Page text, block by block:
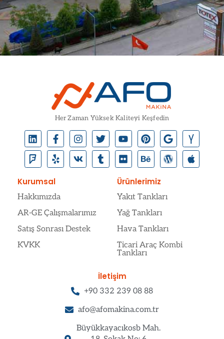
Her Zaman Yüksek Kaliteyi Keşfedin
Kurumsal
Hakkımızda
AR-GE Çalışmalarımız
Satış Sonrası Destek
KVKK
Ürünlerimiz
Yakıt Tankları
Yağ Tankları
Hava Tankları
Ticari Araç Kombi
Tankları
İletişim
+90 332 239 08 88
afo@afomakina.com.tr
Büyükkayacıkosb Mah.